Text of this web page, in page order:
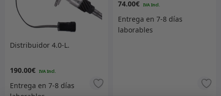
Distribuidor 4.0-L.
190.00€
74.00€